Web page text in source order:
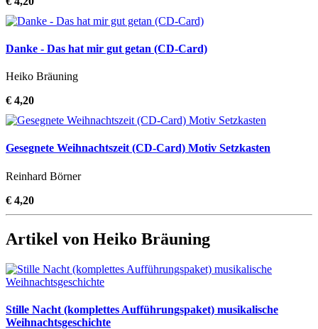
Danke - Das hat mir gut getan (CD-Card)
Heiko Bräuning
€ 4,20
Gesegnete Weihnachtszeit (CD-Card) Motiv Setzkasten
Reinhard Börner
€ 4,20
Artikel von Heiko Bräuning
Stille Nacht (komplettes Aufführungspaket) musikalische
Weihnachtsgeschichte